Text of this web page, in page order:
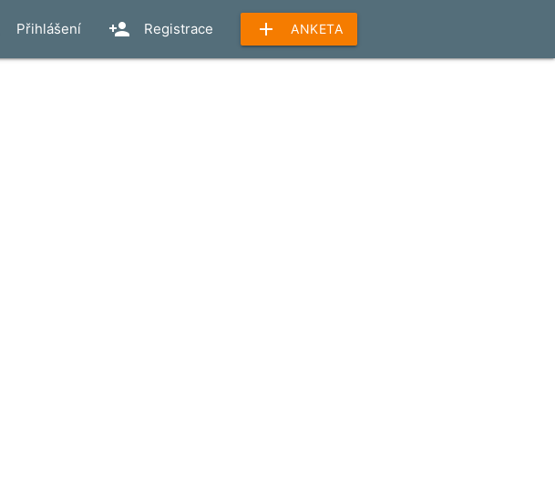
Přihlášení person_add Registrace add ANKETA